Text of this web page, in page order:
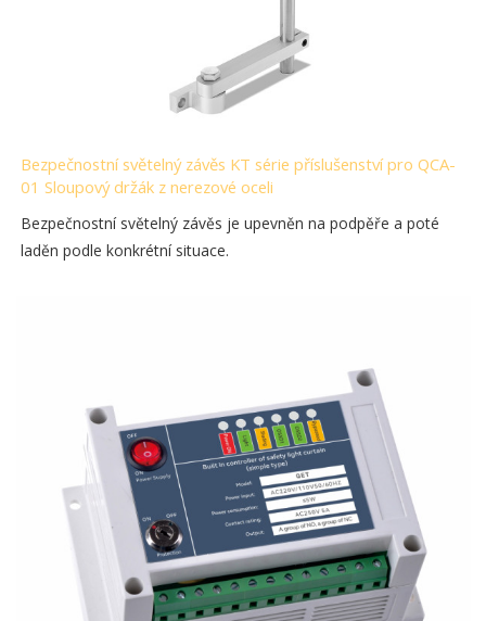
Bezpečnostní světelný závěs KT série příslušenství pro QCA-
01 Sloupový držák z nerezové oceli
Bezpečnostní světelný závěs je upevněn na podpěře a poté
laděn podle konkrétní situace.